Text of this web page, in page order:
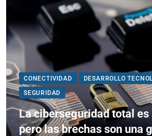
CONECTIVIDAD
DESARROLLO
SEGURIDAD
La ciberseguridad total
pero las brechas son una